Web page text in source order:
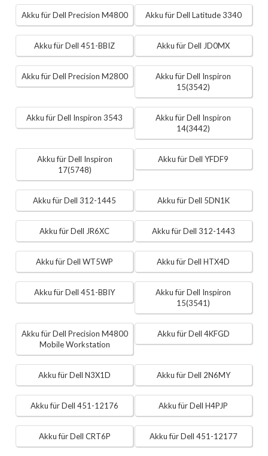
Akku für Dell Precision M4800 Akku für Dell Latitude 3340
Akku für Dell 451-BBIZ Akku für Dell JD0MX
Akku für Dell Precision M2800
Akku für Dell Inspiron
15(3542)
Akku für Dell Inspiron 3543
Akku für Dell Inspiron
14(3442)
Akku für Dell Inspiron
17(5748)
Akku für Dell YFDF9
Akku für Dell 312-1445 Akku für Dell 5DN1K
Akku für Dell JR6XC Akku für Dell 312-1443
Akku für Dell WT5WP Akku für Dell HTX4D
Akku für Dell 451-BBIY
Akku für Dell Inspiron
15(3541)
Akku für Dell Precision M4800
Mobile Workstation
Akku für Dell 4KFGD
Akku für Dell N3X1D Akku für Dell 2N6MY
Akku für Dell 451-12176 Akku für Dell H4PJP
Akku für Dell CRT6P Akku für Dell 451-12177